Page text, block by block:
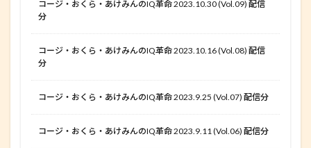
コージ・おくら・あけみんのIQ革命 2023.10.30 (Vol.09) 配信
分
コージ・おくら・あけみんのIQ革命 2023.10.16 (Vol.08) 配信
分
コージ・おくら・あけみんのIQ革命 2023.9.25 (Vol.07) 配信分
コージ・おくら・あけみんのIQ革命 2023.9.11 (Vol.06) 配信分